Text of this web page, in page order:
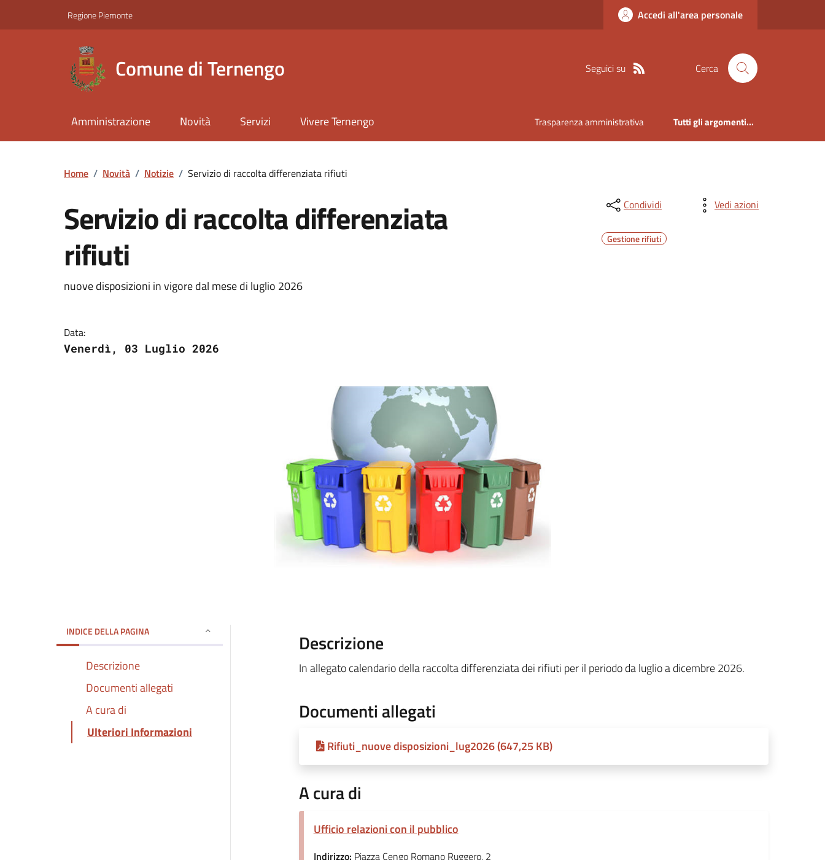
Regione Piemonte Accedi all'area personale
Comune di Ternengo Seguici su Cerca
Amministrazione Novità Servizi Vivere Ternengo Trasparenza amministrativa Tutti gli argomenti...
Home / Novità / Notizie / Servizio di raccolta differenziata rifiuti
Servizio di raccolta differenziata
rifiuti
nuove disposizioni in vigore dal mese di luglio 2026
Data:
Venerdì, 03 Luglio 2026
Condividi Vedi azioni
Gestione rifiuti
INDICE DELLA PAGINA
Descrizione
Documenti allegati
A cura di
Ulteriori Informazioni
Descrizione
In allegato calendario della raccolta differenziata dei rifiuti per il periodo da luglio a dicembre 2026.
Documenti allegati
Rifiuti_nuove disposizioni_lug2026 (647,25 KB)
A cura di
Ufficio relazioni con il pubblico
Indirizzo: Piazza Cengo Romano Ruggero, 2